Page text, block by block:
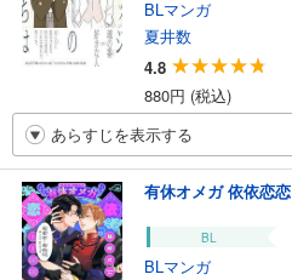
BLマンガ
夏井数
4.8
880円 (税込)
あらすじを表示する
有休オメガ 依依恋恋
BL
BLマンガ